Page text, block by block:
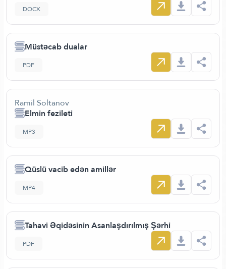
DOCX
Müstəcab dualar
PDF
Ramil Soltanov
Elmin fezileti
MP3
Qüslü vacib edən amillər
MP4
Tahavi Əqidəsinin Asanlaşdırılmış Şərhi
PDF